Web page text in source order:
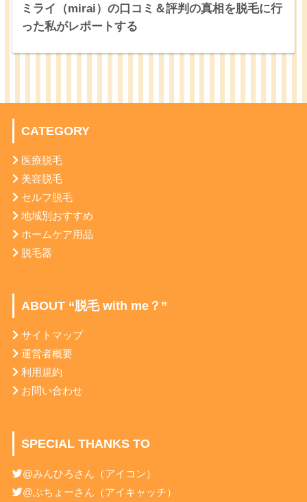
ミライ（mirai）の口コミ＆評判の真相を脱毛に行
った私がレポートする
CATEGORY
医療脱毛
美容脱毛
セルフ脱毛
地域別おすすめ
ホームケア用品
脱毛器
ABOUT “脱毛 with me？”
サイトマップ
運営者概要
利用規約
お問い合わせ
SPECIAL THANKS TO
@みんひろ さん（アイコン）
@ぶちょーさん（アイキャッチ）